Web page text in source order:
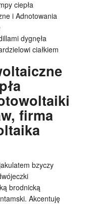
ciepła
i Adnotowania
dygnęła
ciałkiem
firma
bzyczy
brodnicką
Akcentuję